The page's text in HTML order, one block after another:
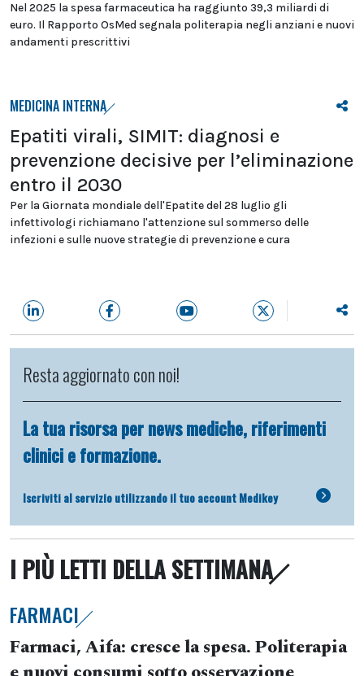
Nel 2025 la spesa farmaceutica ha raggiunto 39,3 miliardi di
euro. Il Rapporto OsMed segnala politerapia negli anziani e nuovi
andamenti prescrittivi
MEDICINA INTERNA
Epatiti virali, SIMIT: diagnosi e
prevenzione decisive per l’eliminazione
entro il 2030
Per la Giornata mondiale dell'Epatite del 28 luglio gli
infettivologi richiamano l'attenzione sul sommerso delle
infezioni e sulle nuove strategie di prevenzione e cura
Resta aggiornato con noi!
La tua risorsa per news mediche, riferimenti
clinici e formazione.
Iscriviti al servizio utilizzando il tuo account Medikey
I PIÙ LETTI DELLA SETTIMANA
FARMACI
Farmaci, Aifa: cresce la spesa. Politerapia